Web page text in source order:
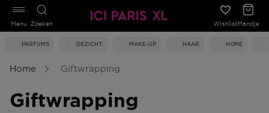
Zoeken WishlistMandje
PARFUMS GEZICHT MAKE-UP HAAR HOME
Menu
Home Giftwrapping
Giftwrapping